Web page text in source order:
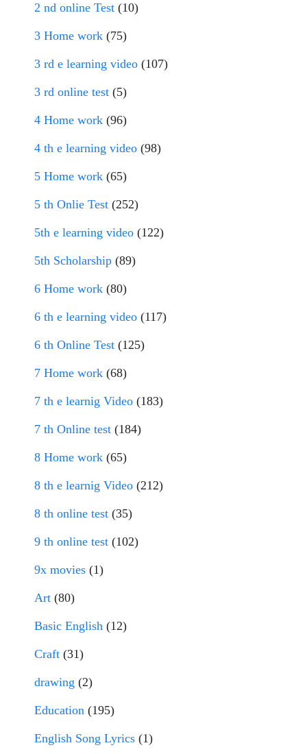
2 nd online Test (10)
3 Home work (75)
3 rd e learning video (107)
3 rd online test (5)
4 Home work (96)
4 th e learning video (98)
5 Home work (65)
5 th Onlie Test (252)
5th e learning video (122)
5th Scholarship (89)
6 Home work (80)
6 th e learning video (117)
6 th Online Test (125)
7 Home work (68)
7 th e learnig Video (183)
7 th Online test (184)
8 Home work (65)
8 th e learnig Video (212)
8 th online test (35)
9 th online test (102)
9x movies (1)
Art (80)
Basic English (12)
Craft (31)
drawing (2)
Education (195)
English Song Lyrics (1)